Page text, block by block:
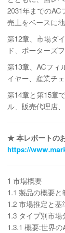
2031年までのAC
売上をベースに
第12章、市場ダ
ド、ポーターズ
第13章、ACフィ
イヤー、産業チェ
第14章と第15章
ル、販売代理店
★ 本レポートの
https://
1 市場概要
1.1 製品の概要と
1.2 市場推定と基
1.3 タイプ別市場
1.3.1 概要:世界